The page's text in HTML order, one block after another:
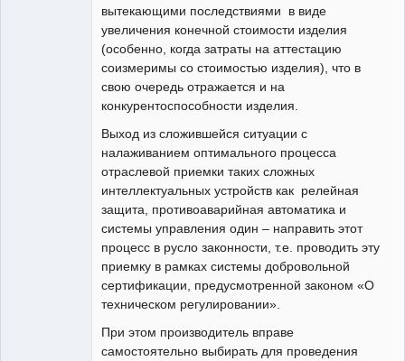
вытекающими последствиями в виде
увеличения конечной стоимости изделия
(особенно, когда затраты на аттестацию
соизмеримы со стоимостью изделия), что в
свою очередь отражается и на
конкурентоспособности изделия.
Выход из сложившейся ситуации с
налаживанием оптимального процесса
отраслевой приемки таких сложных
интеллектуальных устройств как релейная
защита, противоаварийная автоматика и
системы управления один – направить этот
процесс в русло законности, т.е. проводить эту
приемку в рамках системы добровольной
сертификации, предусмотренной законом «О
техническом регулировании».
При этом производитель вправе
самостоятельно выбирать для проведения